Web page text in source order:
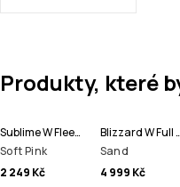
Produkty, které
Sublime W Fleecová Mikina s Kapucí Dámské
Soft Pink
2 249 Kč
Blizzard W Full Zip Bunda na Snowboard Dámské
Sand
4 999 Kč